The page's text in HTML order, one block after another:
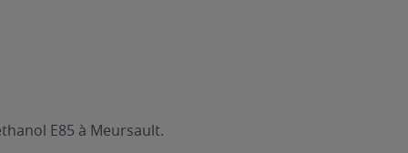
E85 à Meursault.